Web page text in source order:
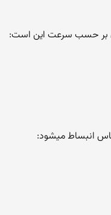
بر حسب سرعت این است:
انبساط میشود: